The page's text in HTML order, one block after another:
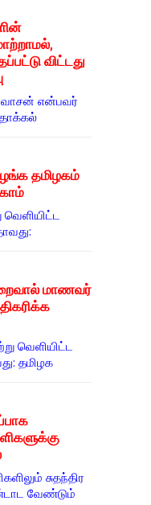
விட்டது
என்பவர்
தமிழகம்
மாணவர்
வெளியிட்ட
தமிழக
சுதந்திர
வேண்டும்